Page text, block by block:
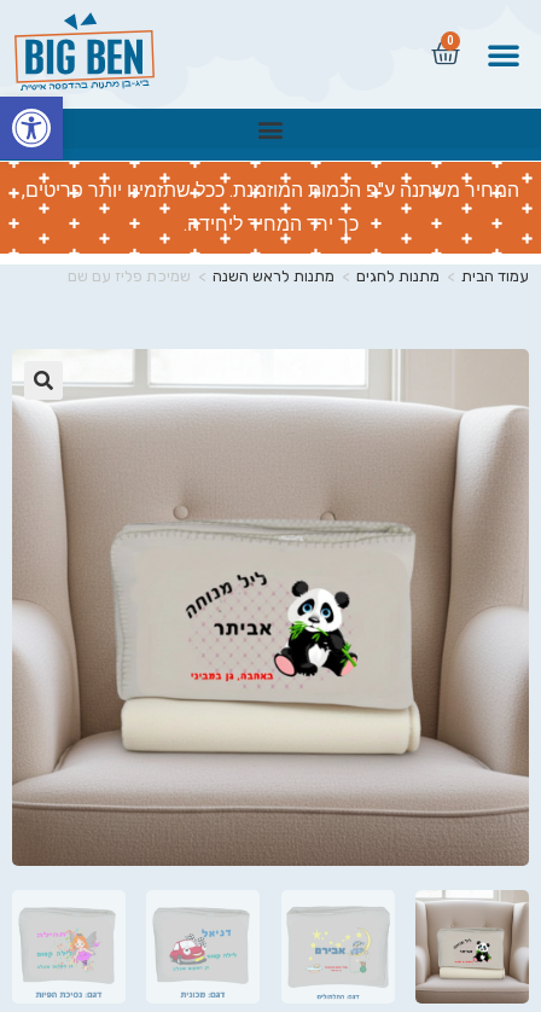
0
המחיר משתנה ע"פ הכמות המוזמנת. ככל שתזמינו יותר פריטים,
כך ירד המחיר ליחידה.
עמוד הבית > מתנות לחגים > מתנות לראש השנה > שמיכת פליז עם שם
🔍